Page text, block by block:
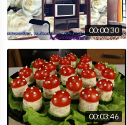
00:00:30
00:03:46